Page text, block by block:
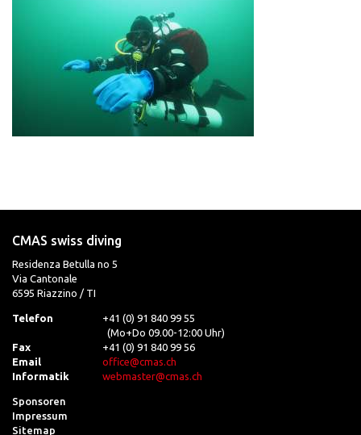
CMAS swiss diving
Residenza Betulla no 5
Via Cantonale
6595 Riazzino / TI
Telefon
+41 (0) 91 840 99 55
(Mo+Do 09.00-12:00 Uhr)
Fax
+41 (0) 91 840 99 56
Email
office@cmas.ch
Informatik
webmaster@cmas.ch
Sponsoren
Impressum
Sitemap